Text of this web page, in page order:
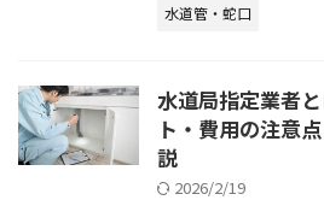
水道管・蛇口
水道局指定業者
ト・費用の注意
説
2026/2/19